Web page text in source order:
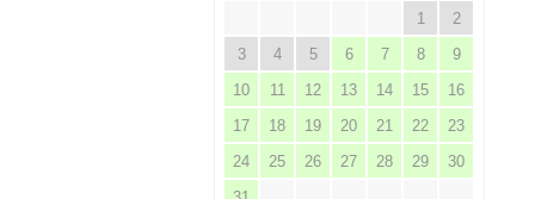
1
2
3
4 5 6 7 8
9
10
11 12 13 14 15
16
17
18 19 20 21 22
23
24
25 26 27 28 29
30